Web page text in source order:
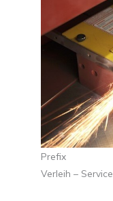
Prefix
Verleih – Service